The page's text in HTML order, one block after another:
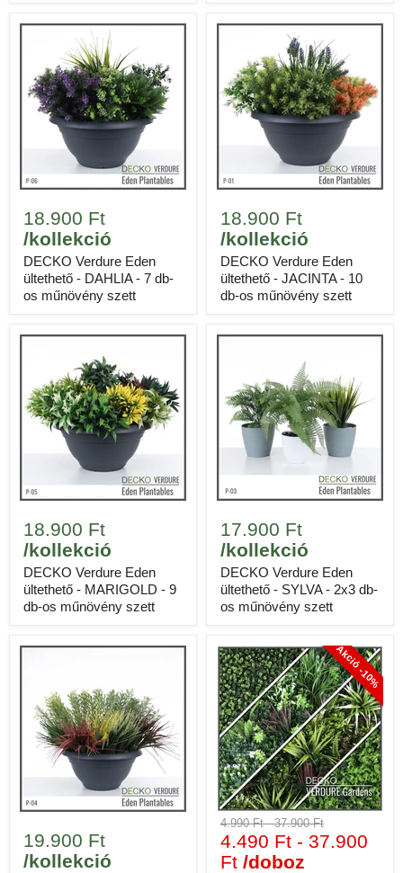
18.900 Ft
/kollekció
DECKO Verdure Eden
ültethető - DAHLIA - 7 db-
os műnövény szett
18.900 Ft
/kollekció
DECKO Verdure Eden
ültethető - JACINTA - 10
db-os műnövény szett
18.900 Ft
/kollekció
DECKO Verdure Eden
ültethető - MARIGOLD - 9
db-os műnövény szett
17.900 Ft
/kollekció
DECKO Verdure Eden
ültethető - SYLVA - 2x3 db-
os műnövény szett
19.900 Ft
/kollekció
Akció -10%
4.990 Ft-37.900 Ft
4.490 Ft - 37.900
Ft /doboz